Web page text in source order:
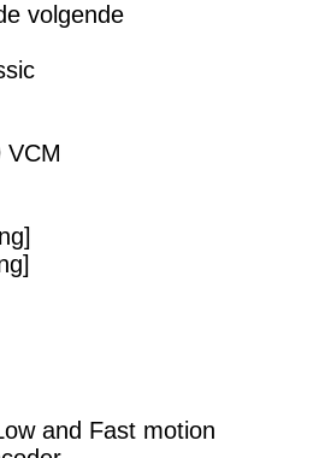
volgende
VCM
and Fast motion